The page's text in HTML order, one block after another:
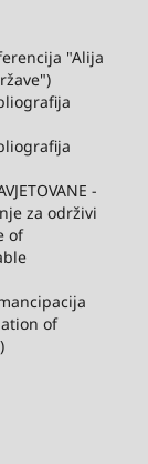
"Alija
-
za održivi
of
of